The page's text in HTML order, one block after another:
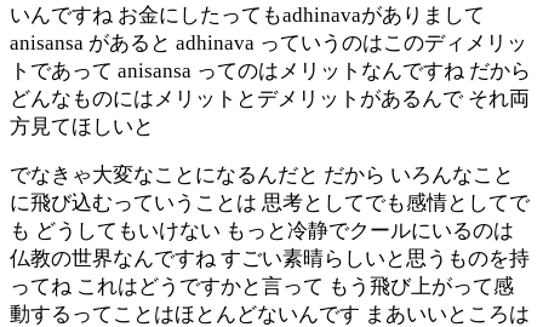
いんですね お金にしたってもadhinavaがありまして
anisansa があると adhinava っていうのはこのディメリッ
トであって anisansa ってのはメリットなんですね だから
どんなものにはメリットとデメリットがあるんで それ両
方見てほしいと
でなきゃ大変なことになるんだと だから いろんなこと
に飛び込むっていうことは 思考としてでも感情としてで
も どうしてもいけない もっと冷静でクールにいるのは
仏教の世界なんですね すごい素晴らしいと思うものを持
ってね これはどうですかと言って もう飛び上がって感
動するってことはほとんどないんです まあいいところは